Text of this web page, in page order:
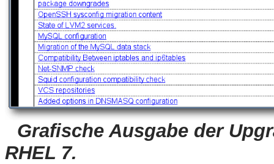
Grafische Ausgabe der
RHEL 7.